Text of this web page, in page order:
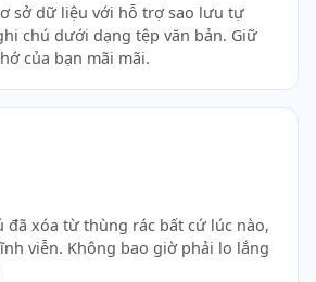
sở dữ liệu với hỗ trợ sao lưu tự
chú dưới dạng tệp văn bản. Giữ
của bạn mãi mãi.
đã xóa từ thùng rác bất cứ lúc nào,
viễn. Không bao giờ phải lo lắng